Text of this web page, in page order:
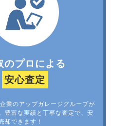
のプロによる
安心査定
業のアップガレージグループが
豊富な実績と丁寧な査定で、安
却できます！